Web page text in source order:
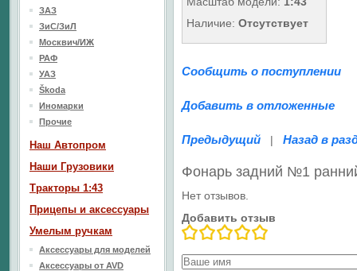
Наличие: Отсутствует
Сообщить о поступлении
Добавить в отложенные
Предыдущий | Назад в
Фонарь задний №1
Нет отзывов.
Добавить отзыв
ЗАЗ
ЗиС/ЗиЛ
Москвич/ИЖ
РАФ
УАЗ
Škoda
Иномарки
Прочие
Наш Aвтопром
Наши Грузовики
Тракторы 1:43
Прицепы и аксессуары
Умелым ручкам
Аксессуары для моделей
Аксессуары от AVD